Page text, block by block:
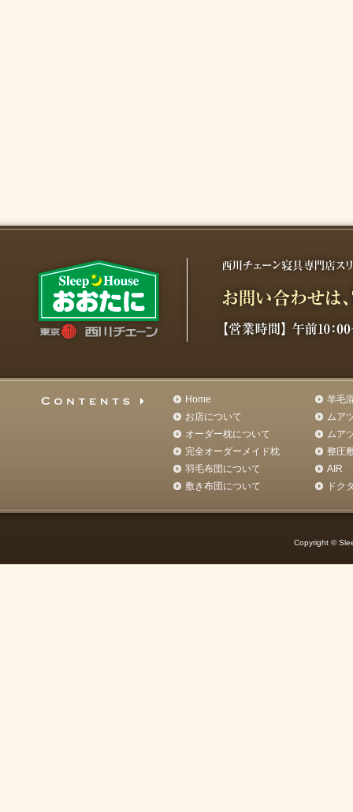
Home
お店について
オーダー枕について
完全オーダーメイド枕
羽毛布団について
敷き布団について
羊毛
ムア
ムア
整圧
AIR
ドク
Copyright ©